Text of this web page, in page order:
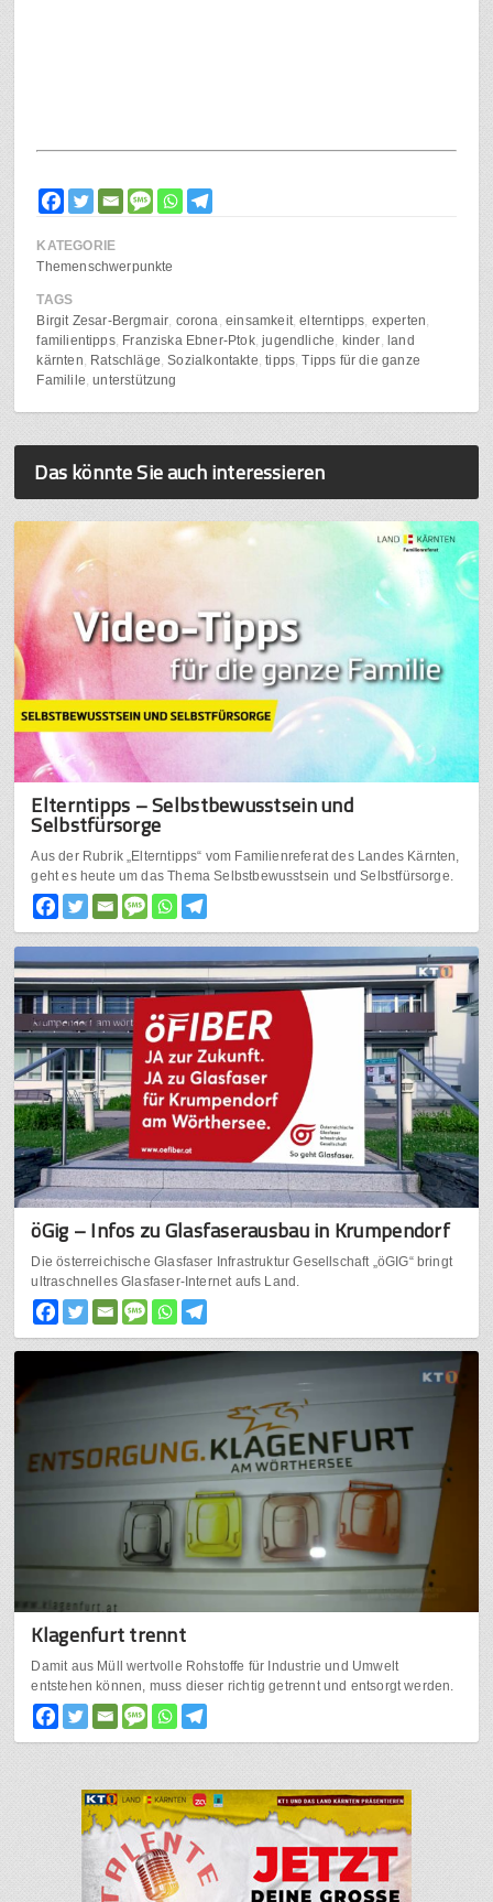
KATEGORIE
Themenschwerpunkte
TAGS
Birgit Zesar-Bergmair corona einsamkeit elterntipps experten
familientipps Franziska Ebner-Ptok jugendliche kinder
land
kärnten
Ratschläge Sozialkontakte tipps Tipps für die ganze
Familile unterstützung
Das könnte Sie auch interessieren
Elterntipps – Selbstbewusstsein und
Selbstfürsorge
Aus der Rubrik „Elterntipps“ vom Familienreferat des Landes Kärnten,
geht es heute um das Thema Selbstbewusstsein und Selbstfürsorge.
öGig – Infos zu Glasfaserausbau in Krumpendorf
Die österreichische Glasfaser Infrastruktur Gesellschaft „öGIG“ bringt
ultraschnelles Glasfaser-Internet aufs Land.
Klagenfurt trennt
Damit aus Müll wertvolle Rohstoffe für Industrie und Umwelt
entstehen können, muss dieser richtig getrennt und entsorgt werden.